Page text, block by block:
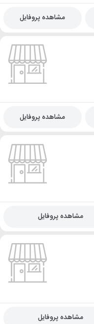
مشاهده پروفایل
مشاهده پروفایل
مشاهده پروفایل
مشاهده پروفایل